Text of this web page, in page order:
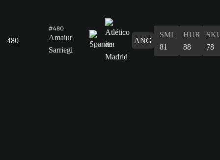
480
#480
Amaiur
Sarriegi
ANG
SML
81
HUR
88
78